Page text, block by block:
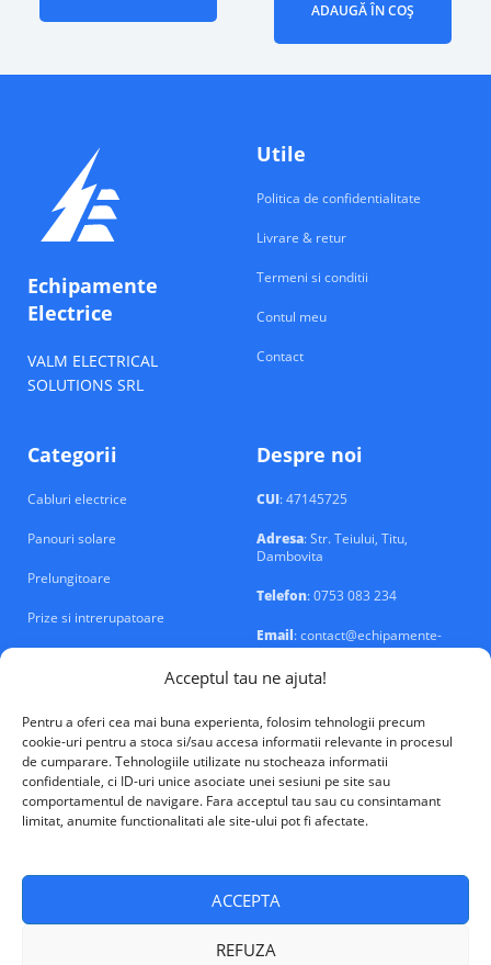
Acceptul tau ne ajuta!
Pentru a oferi cea mai buna experienta, folosim tehnologii precum
cookie-uri pentru a stoca si/sau accesa informatii relevante in procesul
de cumparare. Tehnologiile utilizate nu stocheaza informatii
confidentiale, ci ID-uri unice asociate unei sesiuni pe site sau
comportamentul de navigare. Fara acceptul tau sau cu consintamant
limitat, anumite functionalitati ale site-ului pot fi afectate.
ACCEPTA
REFUZA
ADAUGĂ ÎN COȘ
Echipamente
Electrice
VALM ELECTRICAL
SOLUTIONS SRL
Utile
Politica de confidentialitate
Livrare & retur
Termeni si conditii
Contul meu
Contact
Categorii
Cabluri electrice
Panouri solare
Prelungitoare
Prize si intrerupatoare
Despre noi
CUI: 47145725
Adresa: Str. Teiului, Titu,
Dambovita
Telefon: 0753 083 234
Email: contact@echipamente-
electrice.ro
VALM Electrical Solutions © 2026